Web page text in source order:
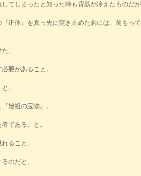
しまったと知った時も背筋が冷えたものだ
正体』を真っ先に突き止めた君には、前もっ
。
要があること。
。
始祖の宝物』。
であること。
ること。
のだと。